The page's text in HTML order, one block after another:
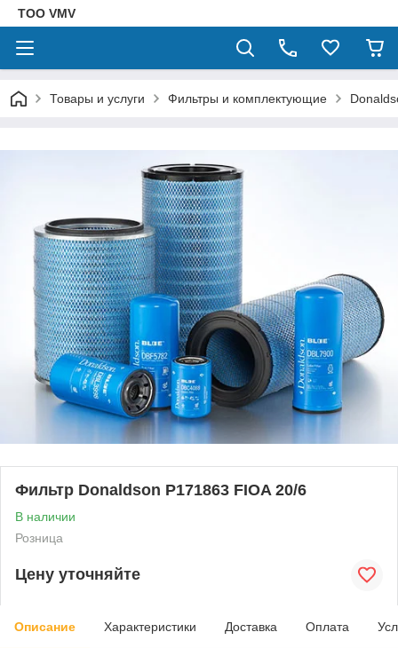
ТОО VMV
Товары и услуги Фильтры и комплектующие
Фильтр Donaldson P171863 FIOA 20/6
В наличии
Розница
Цену уточняйте
Описание Характеристики Доставка Оплата